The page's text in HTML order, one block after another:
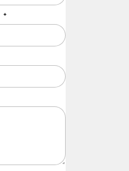
*